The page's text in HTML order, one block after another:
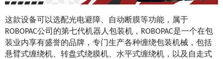
这款设备可以选配光电避障、自动断膜等功能，属于
ROBOPAC公司的第七代机器人包装机，ROBOPAC是一个在包
装业内享有盛誉的品牌，专门生产各种缠绕包装机械，包括
悬臂式缠绕机、转盘式绕膜机、水平式缠绕机，以及自走式